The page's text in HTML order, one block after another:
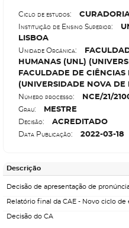
Ciclo de estudos: C
Instituição de Ensino Superior: U
LISBOA
Unidade Orgânica: F
HUMANAS (UNL)
FACULDADE DE
(UNIVERSIDADE NOVA DE
Número processo: N CE/21/
Grau: M ESTRE
Decisão: ACREDITADO
Data Publicação: 2022-03-18
Descrição
Relatório final da CAE - Novo ciclo de
Decisão do CA